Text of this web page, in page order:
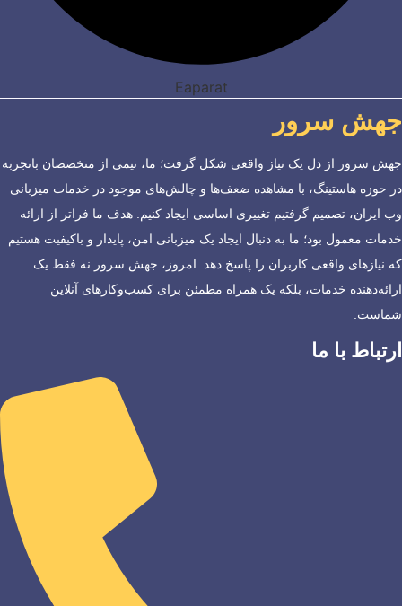
Eaparat
جهش سرور
جهش سرور از دل یک نیاز واقعی شکل گرفت؛ ما، تیمی از متخصصان باتجربه
در حوزه هاستینگ، با مشاهده ضعف‌ها و چالش‌های موجود در خدمات میزبانی
وب ایران، تصمیم گرفتیم تغییری اساسی ایجاد کنیم. هدف ما فراتر از ارائه
خدمات معمول بود؛ ما به دنبال ایجاد یک میزبانی امن، پایدار و باکیفیت هستیم
که نیازهای واقعی کاربران را پاسخ دهد. امروز، جهش سرور نه فقط یک
ارائه‌دهنده خدمات، بلکه یک همراه مطمئن برای کسب‌وکارهای آنلاین
شماست.
ارتباط با ما